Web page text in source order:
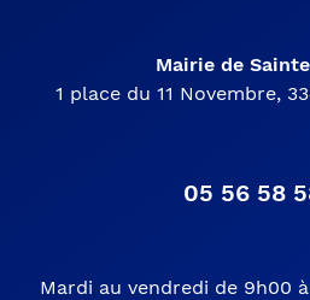
Mairie de
1 place du 11 Novembre,
05 56 58
Mardi au vendredi de 9h00